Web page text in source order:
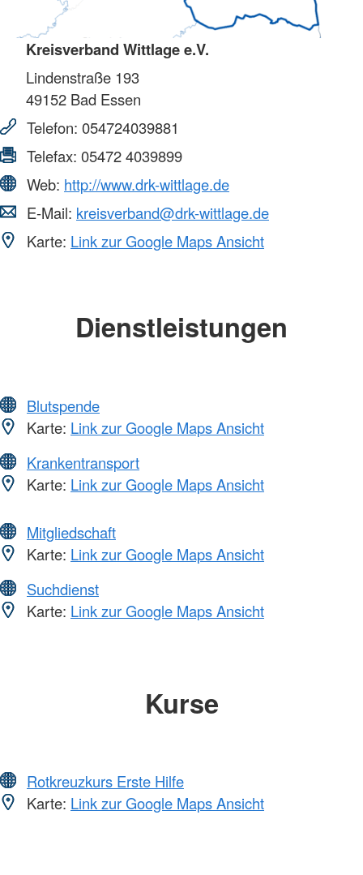
Kreisverband Wittlage e.V.
Lindenstraße 193
49152 Bad Essen
Telefon: 054724039881
Telefax: 05472 4039899
Web: http://www.drk-wittlage.de
E-Mail: kreisverband@drk-wittlage.de
Karte: Link zur Google Maps Ansicht
Dienstleistungen
Blutspende
Karte: Link zur Google Maps Ansicht
Krankentransport
Karte: Link zur Google Maps Ansicht
Mitgliedschaft
Karte: Link zur Google Maps Ansicht
Suchdienst
Karte: Link zur Google Maps Ansicht
Kurse
Rotkreuzkurs Erste Hilfe
Karte: Link zur Google Maps Ansicht